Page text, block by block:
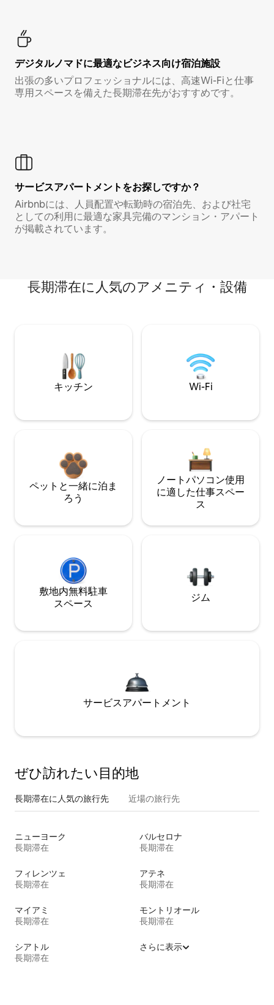
デジタルノマド⁠に最⁠適⁠なビ⁠ジ⁠ネ⁠ス⁠向⁠け宿⁠泊⁠施⁠設
出張の多いプロフェッショナルには、高速Wi-Fiと仕事
専用スペースを備えた長期滞在先がおすすめです。
サービスアパートメントをお探しですか？
Airbnbには、人員配置や転勤時の宿泊先、および社宅
としての利用に最適な家具完備のマンション・アパート
が掲載されています。
長期滞在に人気のアメニティ・設備
キッチン Wi-Fi
ペットと一緒に泊ま
ろう
ノートパソコン使用
に適した仕事スペー
ス
敷地内無料駐⁠車
ス⁠ペ⁠ー⁠ス
ジム
サービスアパートメント
ぜひ訪⁠れ⁠た⁠い目⁠的⁠地
長期滞在に人気の旅行先 近場の旅行先
ニューヨーク
長期滞在
バルセロナ
長期滞在
フィレンツェ
長期滞在
アテネ
長期滞在
マイアミ
長期滞在
モントリオール
長期滞在
シアトル
長期滞在
さらに表示